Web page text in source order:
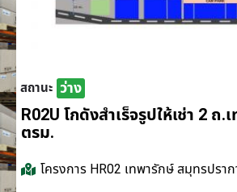
สถานะ ว่าง
R02U โกดังสำเร็จรูปให้เช่า 2 ถ
ตรม.
โครงการ HR02 เทพารักษ์ สมุทรปรา